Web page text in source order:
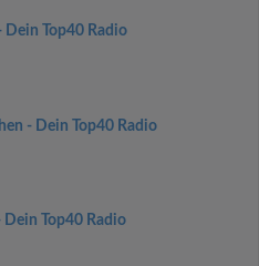
Dein Top40 Radio
- Dein Top40 Radio
Dein Top40 Radio